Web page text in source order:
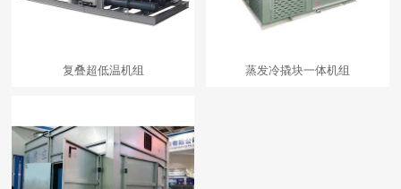
复叠超低温机组 蒸发冷撬块一体机组